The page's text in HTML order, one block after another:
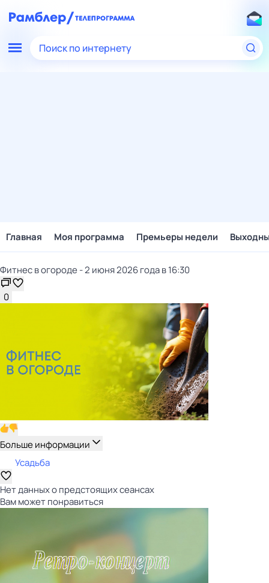
Поиск по интернету
Главная Моя программа Премьеры недели
Фитнес в огороде - 2 июня 2026 года в 16:30
0
Больше информации
Усадьба
Нет данных о предстоящих сеансах
Вам может понравиться